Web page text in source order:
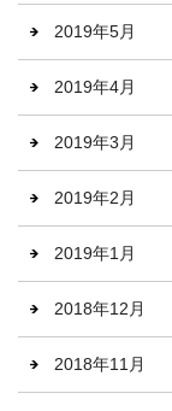
2019年5月
2019年4月
2019年3月
2019年2月
2019年1月
2018年12月
2018年11月